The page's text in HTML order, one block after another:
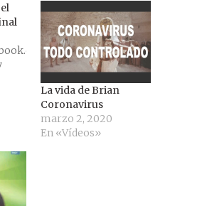
tumiraycalla/videos/
La vida de Brian
Coronavirus
marzo 2, 2020
En «Vídeos»